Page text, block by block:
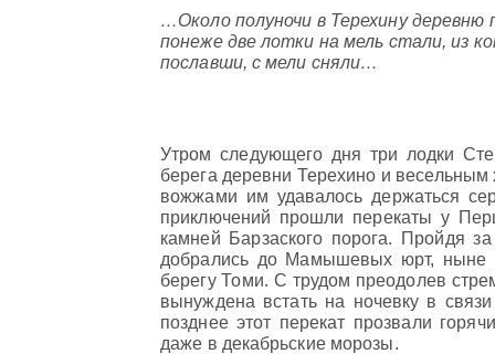
…Около полуночи в Терехину
понеже две лотки на мель стали, из
пославши, с мели сняли…
Утром следующего дня три лодки
берега деревни Терехино и
вожжами им удавалось держаться
приключений прошли перекаты у
камней Барзаского порога. Пройдя
добрались до Мамышевых юрт, ныне
берегу Томи. С трудом преодолев
вынуждена встать на ночевку в
позднее этот перекат прозвали
даже в декабрьские морозы.